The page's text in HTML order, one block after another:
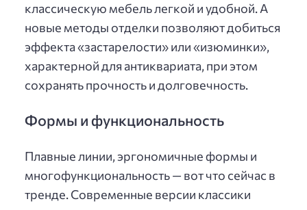
классическую мебель легкой и удобной. А
новые методы отделки позволяют добиться
эффекта «застарелости» или «изюминки»,
характерной для антиквариата, при этом
сохранять прочность и долговечность.
Формы и функциональность
Плавные линии, эргономичные формы и
многофункциональность — вот что сейчас в
тренде. Современные версии классики